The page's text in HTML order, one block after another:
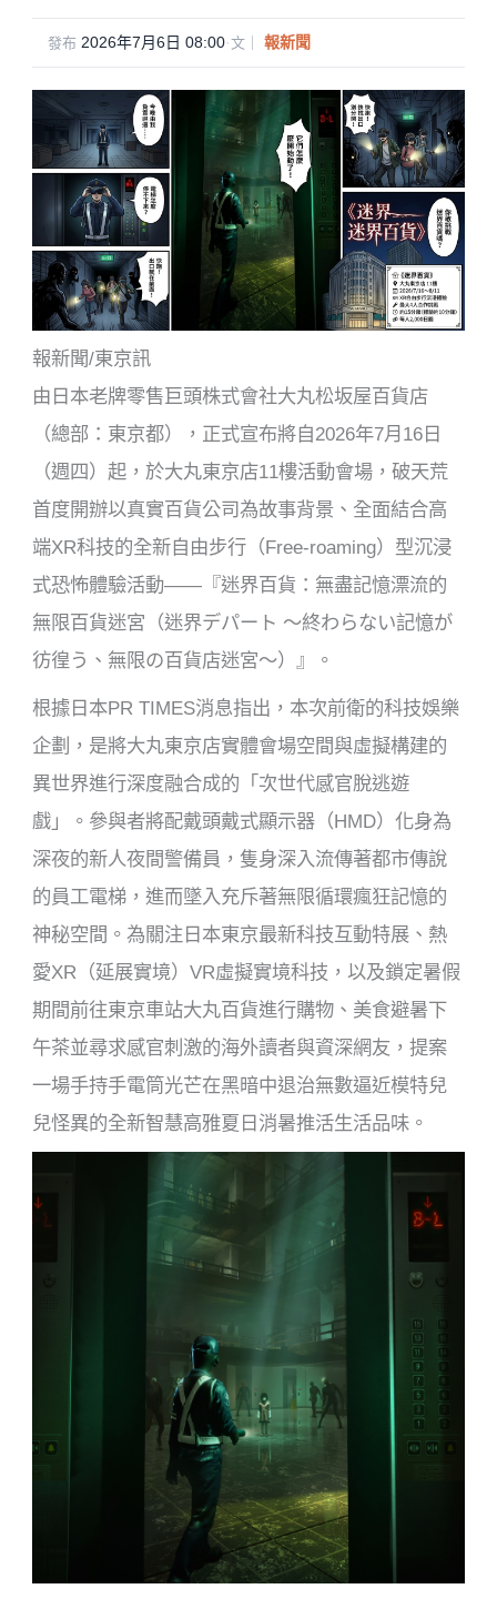
n
e
a
c
e
b
o
o
k
wi
tt
er
m
ail
享
發布 2026年7月6日 08:00·文｜ 報新聞
報新聞/東京訊
由日本老牌零售巨頭株式會社大丸松坂屋百貨店
（總部：東京都），正式宣布將自2026年7月16日
（週四）起，於大丸東京店11樓活動會場，破天荒
首度開辦以真實百貨公司為故事背景、全面結合高
端XR科技的全新自由步行（Free-roaming）型沉浸
式恐怖體驗活動——『迷界百貨：無盡記憶漂流的
無限百貨迷宮（迷界デパート ～終わらない記憶が
彷徨う、無限の百貨店迷宮～）』。
根據日本PR TIMES消息指出，本次前衛的科技娛樂
企劃，是將大丸東京店實體會場空間與虛擬構建的
異世界進行深度融合成的「次世代感官脫逃遊
戲」。參與者將配戴頭戴式顯示器（HMD）化身為
深夜的新人夜間警備員，隻身深入流傳著都市傳說
的員工電梯，進而墜入充斥著無限循環瘋狂記憶的
神秘空間。為關注日本東京最新科技互動特展、熱
愛XR（延展實境）VR虛擬實境科技，以及鎖定暑假
期間前往東京車站大丸百貨進行購物、美食避暑下
午茶並尋求感官刺激的海外讀者與資深網友，提案
一場手持手電筒光芒在黑暗中退治無數逼近模特兒
兒怪異的全新智慧高雅夏日消暑推活生活品味。